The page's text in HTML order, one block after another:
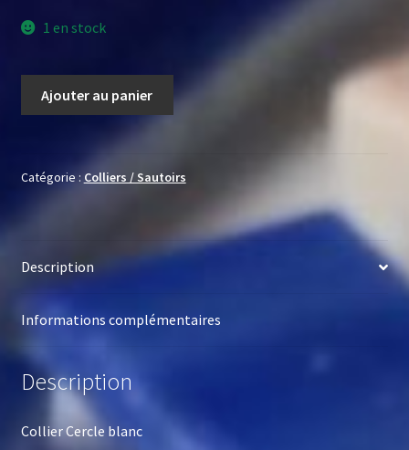
1 en stock
blanc
Ajouter au panier
Catégorie : Colliers / Sautoirs
Description
Informations complémentaires
Description
Collier Cercle blanc